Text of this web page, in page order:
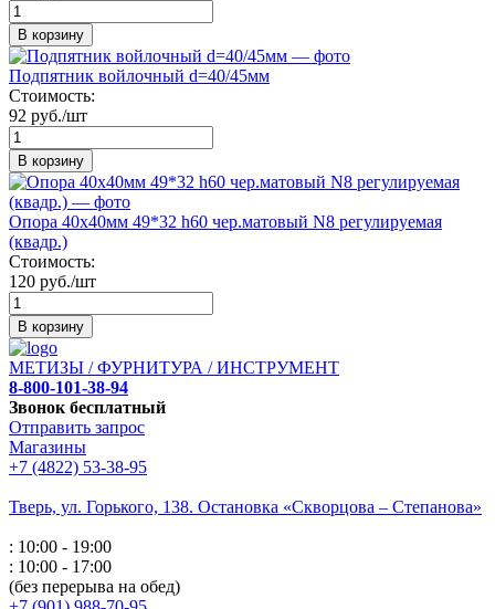
В корзину
Подпятник войлочный d=40/45мм
Стоимость:
92 руб./шт
В корзину
Опора 40х40мм 49*32 h60 чер.матовый N8 регулируемая
(квадр.)
Стоимость:
120 руб./шт
В корзину
МЕТИЗЫ / ФУРНИТУРА / ИНСТРУМЕНТ
8-800-101-38-94
Звонок бесплатный
Отправить запрос
Магазины
+7 (4822) 53-38-95
Тверь, ул. Горького, 138. Остановка «Скворцова – Степанова»
: 10:00 - 19:00
: 10:00 - 17:00
(без перерыва на обед)